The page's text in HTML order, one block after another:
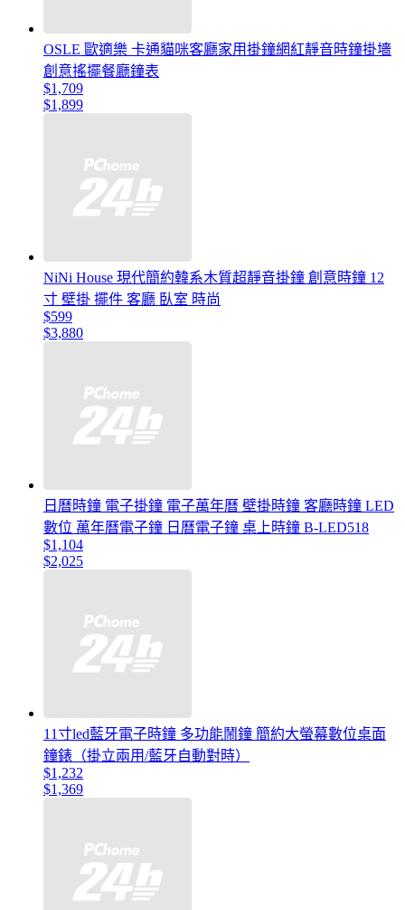
OSLE 歐適樂 卡通貓咪客廳家用掛鐘網紅靜音時鐘掛墻
創意搖擺餐廳鐘表
$1,709
$1,899
NiNi House 現代簡約韓系木質超靜音掛鐘 創意時鐘 12
寸 壁掛 擺件 客廳 臥室 時尚
$599
$3,880
日曆時鐘 電子掛鐘 電子萬年曆 壁掛時鐘 客廳時鐘 LED
數位 萬年曆電子鐘 日曆電子鐘 桌上時鐘 B-LED518
$1,104
$2,025
11寸led藍牙電子時鐘 多功能鬧鐘 簡約大螢幕數位桌面
鐘錶（掛立兩用/藍牙自動對時）
$1,232
$1,369